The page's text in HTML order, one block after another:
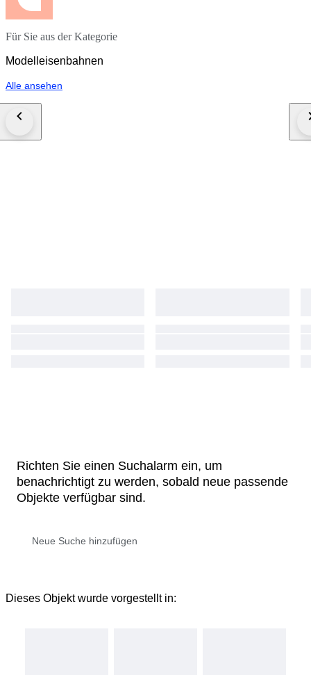
Für Sie aus der Kategorie
Modelleisenbahnen
Alle ansehen
Richten Sie einen Suchalarm ein, um
benachrichtigt zu werden, sobald neue passende
Objekte verfügbar sind.
Dieses Objekt wurde vorgestellt in: